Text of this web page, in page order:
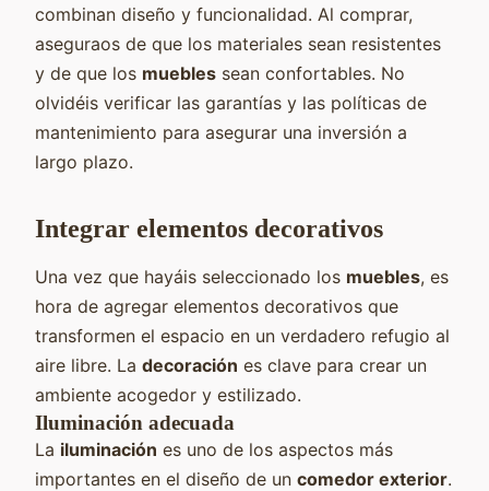
combinan diseño y funcionalidad. Al comprar,
aseguraos de que los materiales sean resistentes
y de que los muebles sean confortables. No
olvidéis verificar las garantías y las políticas de
mantenimiento para asegurar una inversión a
largo plazo.
Integrar elementos decorativos
Una vez que hayáis seleccionado los muebles, es
hora de agregar elementos decorativos que
transformen el espacio en un verdadero refugio al
aire libre. La decoración es clave para crear un
ambiente acogedor y estilizado.
Iluminación adecuada
La iluminación es uno de los aspectos más
importantes en el diseño de un comedor exterior.